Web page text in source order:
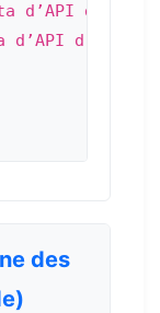
d’API
d’API
des